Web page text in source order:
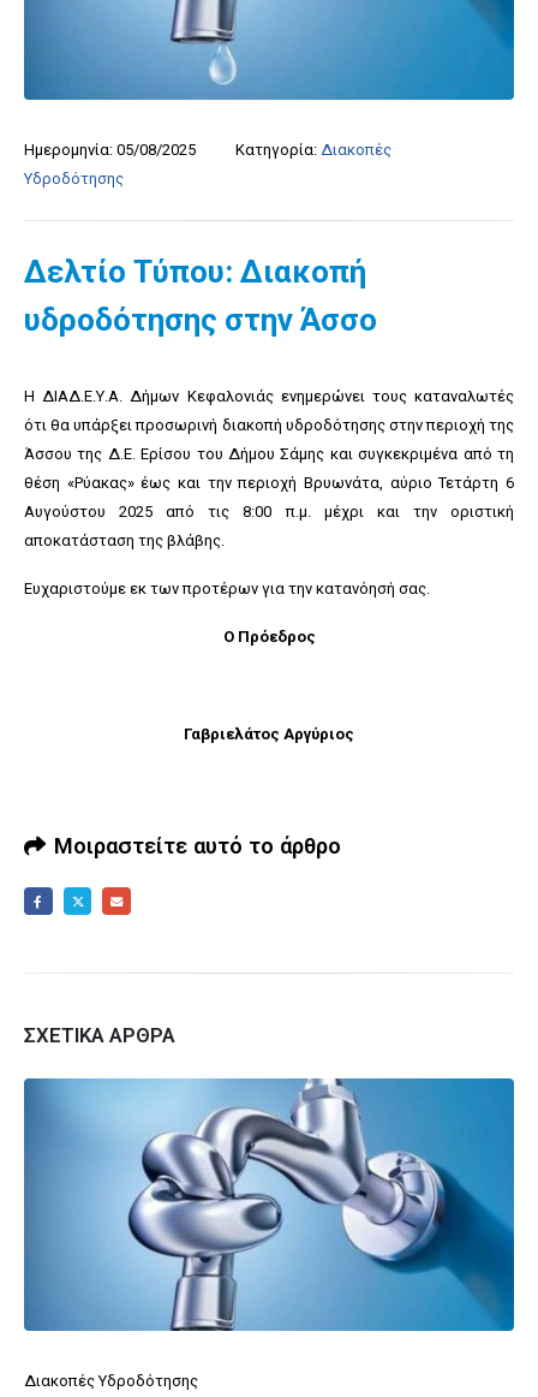
Ημερομηνία: 05/08/2025 Κατηγορία: Διακοπές
Υδροδότησης
Δελτίο Τύπου: Διακοπή
υδροδότησης στην Άσσο
Η ΔΙΑΔ.Ε.Υ.Α. Δήμων Κεφαλονιάς ενημερώνει τους καταναλωτές
ότι θα υπάρξει προσωρινή διακοπή υδροδότησης στην περιοχή της
Άσσου της Δ.Ε. Ερίσου του Δήμου Σάμης και συγκεκριμένα από τη
θέση «Ρύακας» έως και την περιοχή Βρυωνάτα, αύριο Τετάρτη 6
Αυγούστου 2025 από τις 8:00 π.μ. μέχρι και την οριστική
αποκατάσταση της βλάβης.
Ευχαριστούμε εκ των προτέρων για την κατανόησή σας.
Ο Πρόεδρος
Γαβριελάτος Αργύριος
Μοιραστείτε αυτό το άρθρο
ΣΧΕΤΙΚΆ ΆΡΘΡΑ
Διακοπές Υδροδότησης